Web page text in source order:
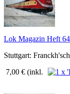
Lok Magazin Heft
Stuttgart:
7,00 € (inkl.